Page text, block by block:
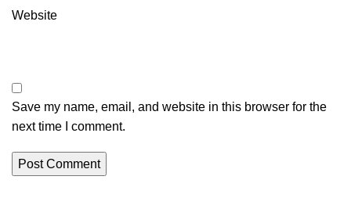
Website
Save my name, email, and website in this browser for the
next time I comment.